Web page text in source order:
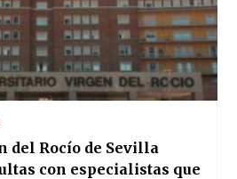
del Rocío de Sevilla
con especialistas que